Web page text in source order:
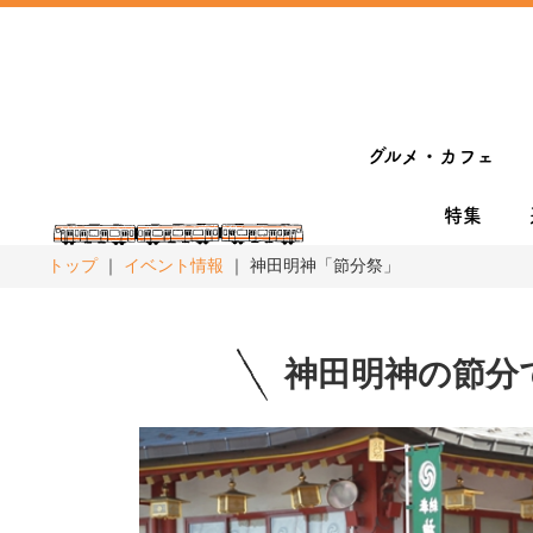
グルメ・カフェ
特集
トップ イベント情報 神田明神「節分祭」
神田明神の節分